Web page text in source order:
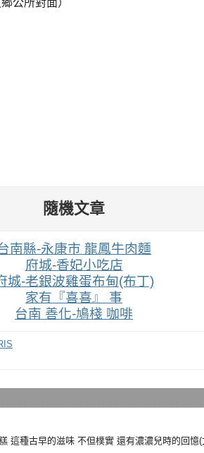
公所對面）
隨機文章
南縣-永康市 龍鳳牛肉麵
府城-香妃小吃店
城-老銀波雞蛋布甸(布丁)
家有『喜喜』 事
台南 善化-鳩棧 咖啡
這種古早的滋味 不但樸實 還有濃濃兒時的回憶